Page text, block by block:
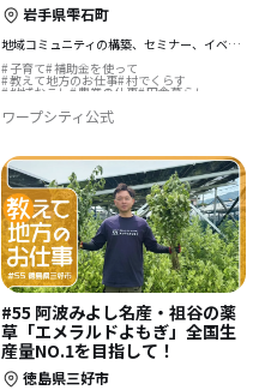
岩手県雫石町
地域コミュニティの構築、セミナー、イベント開催、施設管理など
子育て 補助金を使って
教えて地方のお仕事 村でくらす
地域おこし 農業の仕事 田舎暮らし
結婚を機に移住 温泉の近く
ワープシティ公式
#55 阿波みよし名産・祖谷の薬
草「エメラルドよもぎ」全国生
産量NO.1を目指して！
徳島県三好市